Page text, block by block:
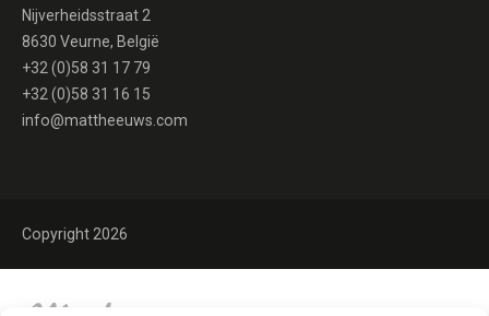
Nijverheidsstraat 2
8630 Veurne, België
+32 (0)58 31 17 79
+32 (0)58 31 16 15
info@mattheeuws.com
Copyright 2026